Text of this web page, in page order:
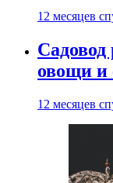
12 месяцев
Садовод
овощи и
12 месяцев